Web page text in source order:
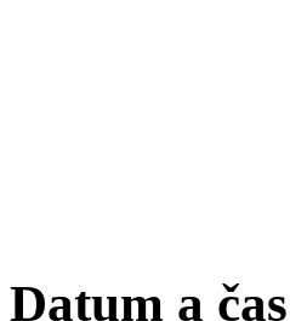
Datum a čas